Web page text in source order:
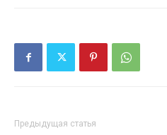
Предыдущая статья